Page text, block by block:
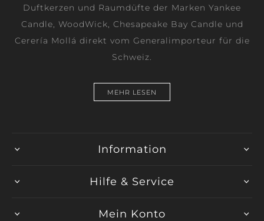
Duftkerzen und Raumdüfte der Marken Yankee
Candle, WoodWick, Chesapeake Bay Candle und
Cerería Mollá direkt vom Generalimporteur für die
Schweiz.
MEHR LESEN
Information
Hilfe & Service
Mein Konto